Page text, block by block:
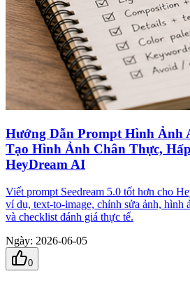
Hướng Dẫn Prompt Hình Ảnh
Tạo Hình Ảnh Chân Thực,
HeyDream AI
Viết prompt Seedream 5.0 tốt hơn cho
ví dụ, text-to-image, chỉnh sửa ảnh, hình
và checklist đánh giá thực tế.
Ngày: 2026-06-05
0